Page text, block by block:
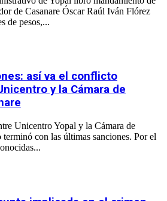
de Casanare Óscar Raúl Iván Flórez
de pesos,...
así va el conflicto
y la Cámara de
Unicentro Yopal y la Cámara de
con las últimas sanciones. Por el